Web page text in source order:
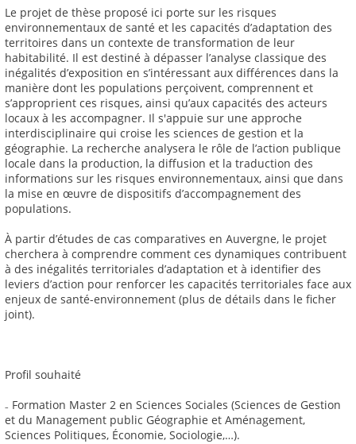
Le projet de thèse proposé ici porte sur les risques
environnementaux de santé et les capacités d’adaptation des
territoires dans un contexte de transformation de leur
habitabilité. Il est destiné à dépasser l’analyse classique des
inégalités d’exposition en s’intéressant aux différences dans la
manière dont les populations perçoivent, comprennent et
s’approprient ces risques, ainsi qu’aux capacités des acteurs
locaux à les accompagner. Il s'appuie sur une approche
interdisciplinaire qui croise les sciences de gestion et la
géographie. La recherche analysera le rôle de l’action publique
locale dans la production, la diffusion et la traduction des
informations sur les risques environnementaux, ainsi que dans
la mise en œuvre de dispositifs d’accompagnement des
populations.
À partir d’études de cas comparatives en Auvergne, le projet
cherchera à comprendre comment ces dynamiques contribuent
à des inégalités territoriales d’adaptation et à identifier des
leviers d’action pour renforcer les capacités territoriales face aux
enjeux de santé-environnement (plus de détails dans le ficher
joint).
Profil souhaité
₋ Formation Master 2 en Sciences Sociales (Sciences de Gestion
et du Management public Géographie et Aménagement,
Sciences Politiques, Économie, Sociologie,…).